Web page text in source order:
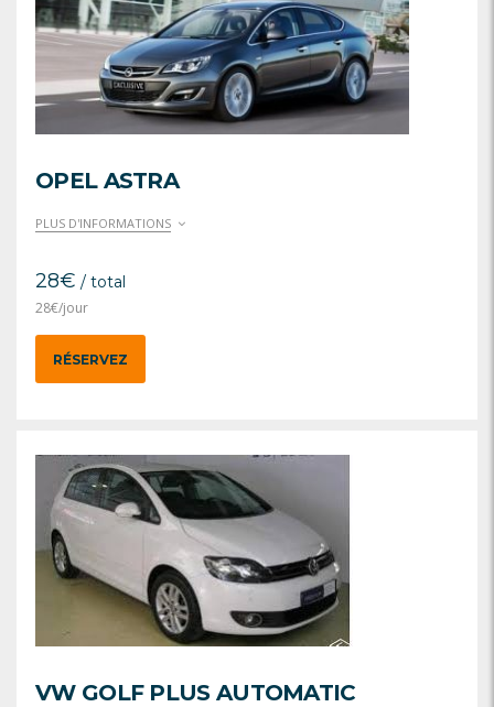
OPEL ASTRA
PLUS D'INFORMATIONS
28€ / total
28€/jour
RÉSERVEZ
VW GOLF PLUS AUTOMATIC